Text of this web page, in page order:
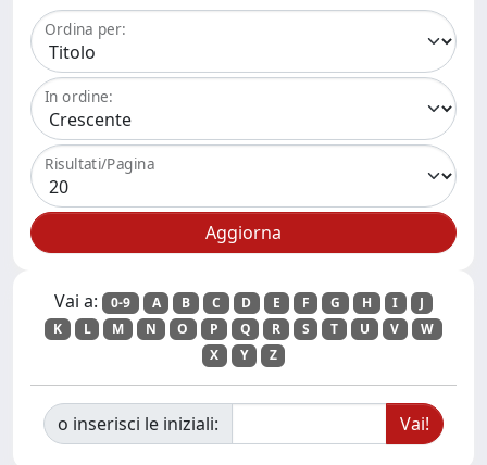
Ordina per:
In ordine:
Risultati/Pagina
Vai a: 0-9 A B C D E F G H I
J
K
L M N O P Q R S T U V
W
X
Y Z
o inserisci le iniziali: